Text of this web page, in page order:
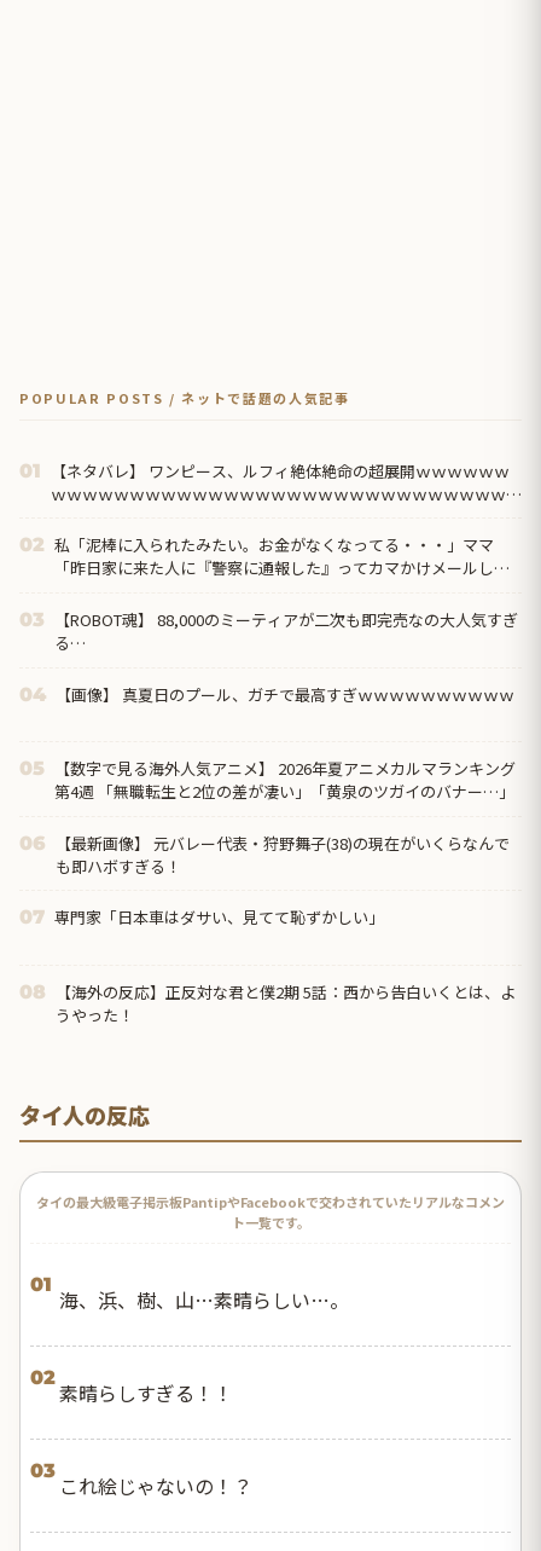
POPULAR POSTS / ネットで話題の人気記事
01
【ネタバレ】 ワンピース、ルフィ絶体絶命の超展開ｗｗｗｗｗｗ
ｗｗｗｗｗｗｗｗｗｗｗｗｗｗｗｗｗｗｗｗｗｗｗｗｗｗｗｗｗｗ
02 私「泥棒に入られたみたい。お金がなくなってる・・・」ママ
「昨日家に来た人に『警察に通報した』ってカマかけメールして
03
【ROBOT魂】 88,000のミーティアが二次も即完売なの大人気すぎ
る…
04 【画像】 真夏日のプール、ガチで最高すぎｗｗｗｗｗｗｗｗｗｗ
05
【数字で見る海外人気アニメ】 2026年夏アニメカルマランキング
第4週 「無職転生と2位の差が凄い」「黄泉のツガイのバナー…」
06
【最新画像】 元バレー代表・狩野舞子(38)の現在がいくらなんで
も即ハボすぎる！
07 専門家「日本車はダサい、見てて恥ずかしい」
08
【海外の反応】正反対な君と僕2期 5話：西から告白いくとは、よ
うやった！
タイ人の反応
タイの最大級電子掲示板PantipやFacebookで交わされていたリアルなコメン
ト一覧です。
01
海、浜、樹、山…素晴らしい…。
02
素晴らしすぎる！！
03
これ絵じゃないの！？